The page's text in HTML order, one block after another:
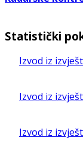
Statistički
Izvod iz
Izvod iz
Izvod iz